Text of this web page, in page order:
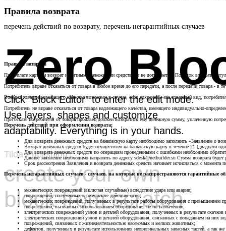
Zero
Click "Block Editor" to enter the edit mode.
Use layers, shapes and customize
adaptability. Everything is in your hands.
Tilda Publishing
create your own
block from scratch
Правила возврата
перечень действий по возврату, перечень негарантийных случаев
Правила возврата
При оплате картами возврат наличными денежными средствами не допускается. Порядок возврата
Потребитель вправе отказаться от товара в любое время до его передачи, а после передачи товара - в
Возврат товара надлежащего качества возможен в случае, если сохранены его товарный вид,
Потребитель не вправе отказаться от товара надлежащего качества, имеющего индивидуально-
При отказе потребителя от товара продавец должен возвратить ему денежную сумму, уплаченную
Перечень действий при оформлении возврата:
Для возврата денежных средств на банковскую карту необходимо заполнить «Заявление о
Возврат денежных средств будет осуществлен на банковскую карту в течение 21 (двадцати
Для возврата денежных средств по операциям проведенными с ошибками необходимо
Данное заявление необходимо направить по адресу sdesk@netbuilder.su Сумма возврата будет
Срок рассмотрения Заявления и возврата денежных средств начинает исчисляться с
Перечень негарантийных случаев - случаев, на которые не распространяются гарантийные
механических повреждений (включая случайные) вследствие удара или аварии;
повреждений, полученных в результате действия огня;
механических повреждений, полученных в результате работы оборудования с превышением
повреждений, вызванных использованием оборудования не по назначению;
электрических повреждений узлов и деталей оборудования, полученных в результате
электрических повреждений узлов и деталей оборудования, связанных с попаданием на них
повреждений, связанных с жизнедеятельностью насекомых и мелких животных;
дефектов, полученных в результате использования неоригинальных запасных частей, а так